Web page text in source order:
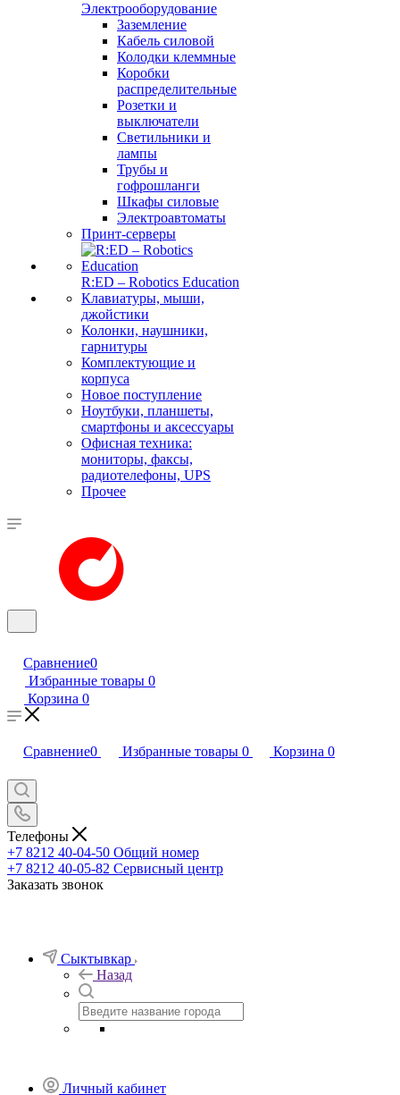
Электрооборудование
Заземление
Кабель силовой
Колодки клеммные
Коробки
распределительные
Розетки и
выключатели
Светильники и
лампы
Трубы и
гофрошланги
Шкафы силовые
Электроавтоматы
Принт-серверы
R:ED – Robotics Education
Клавиатуры, мыши,
джойстики
Колонки, наушники,
гарнитуры
Комплектующие и
корпуса
Новое поступление
Ноутбуки, планшеты,
смартфоны и аксессуары
Офисная техника:
мониторы, факсы,
радиотелефоны, UPS
Прочее
Сравнение0
Избранные товары 0
Корзина 0
Сравнение0 Избранные товары 0 Корзина 0
Телефоны
+7 8212 40-04-50 Общий номер
+7 8212 40-05-82 Сервисный центр
Заказать звонок
Сыктывкар
Назад
Личный кабинет